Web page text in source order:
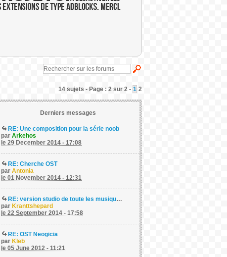
14 sujets - Page : 2 sur 2 - 1 2
Derniers messages
RE: Une composition pour la série noob
par Arkehos
le 29 December 2014 - 17:08
RE: Cherche OST
par Antonia
le 01 November 2014 - 12:31
RE: version studio de toute les musiques du groupe mokotz sur noob ?
par Kranttshepard
le 22 September 2014 - 17:58
RE: OST Neogicia
par Kleb
le 05 June 2012 - 11:21